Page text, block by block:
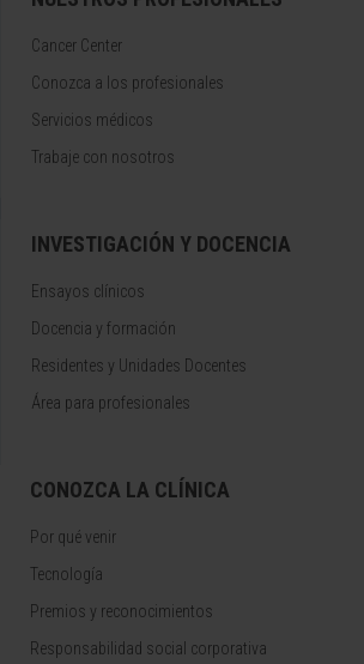
Cancer Center
Conozca a los profesionales
Servicios médicos
Trabaje con nosotros
INVESTIGACIÓN Y DOCENCIA
Ensayos clínicos
Docencia y formación
Residentes y Unidades Docentes
Área para profesionales
CONOZCA LA CLÍNICA
Por qué venir
Tecnología
Premios y reconocimientos
Responsabilidad social corporativa